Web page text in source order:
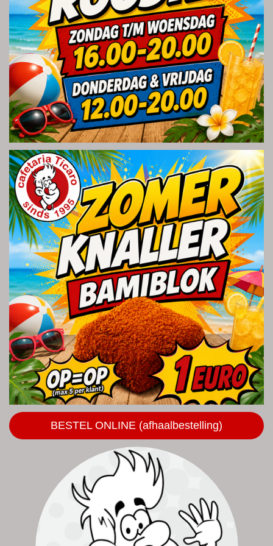
BESTEL ONLINE (afhaalbestelling)